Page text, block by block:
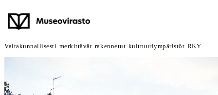
Valtakunnallisesti merkittävät rakennetut kulttuuriympäristöt RKY